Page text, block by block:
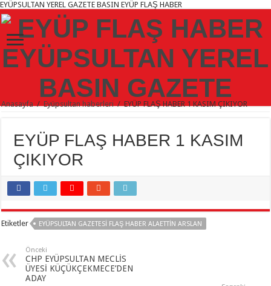
EYÜPSULTAN YEREL GAZETE BASIN EYÜP FLAŞ HABER
Anasayfa / Eyüpsultan haberleri / EYÜP FLAŞ HABER 1 KASIM ÇIKIYOR
EYÜP FLAŞ HABER 1 KASIM
ÇIKIYOR
Etiketler EYÜPSULTAN GAZETESI FLAŞ HABER ALAETTIN ARSLAN
Önceki
CHP EYÜPSULTAN MECLİS
ÜYESİ KÜÇÜKÇEKMECE’DEN
ADAY